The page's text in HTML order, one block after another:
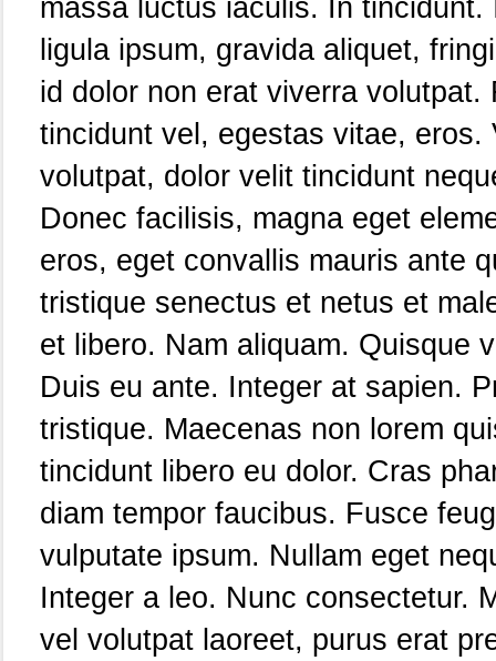
massa luctus iaculis. In
ligula ipsum, gravida aliquet,
id dolor non erat viverra
tincidunt vel, egestas vitae,
volutpat, dolor velit tincidunt
Donec facilisis, magna eget
eros, eget convallis mauris ante
tristique senectus et netus et
et libero. Nam aliquam. Quisque
Duis eu ante. Integer at sapien.
tristique. Maecenas non lorem
tincidunt libero eu dolor. Cras
diam tempor faucibus. Fusce
vulputate ipsum. Nullam eget
Integer a leo. Nunc consectetur.
vel volutpat laoreet, purus erat